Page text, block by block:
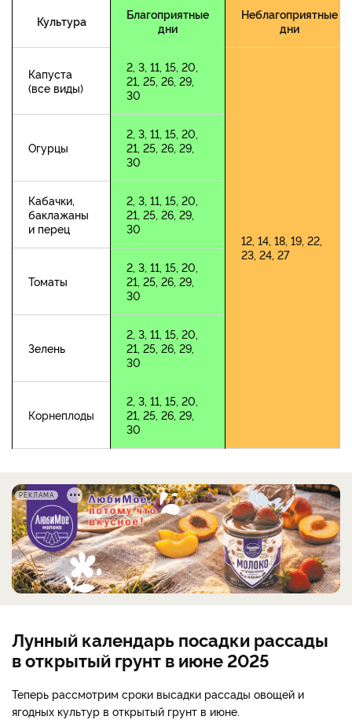
Культура
Благоприятные
дни
Неблагоприятные
дни
Капуста
(все виды)
2, 3, 11, 15, 20,
21, 25, 26, 29,
30
12, 14, 18, 19, 22,
23, 24, 27
Огурцы
2, 3, 11, 15, 20,
21, 25, 26, 29,
30
Кабачки,
баклажаны
и перец
2, 3, 11, 15, 20,
21, 25, 26, 29,
30
Томаты
2, 3, 11, 15, 20,
21, 25, 26, 29,
30
Зелень
2, 3, 11, 15, 20,
21, 25, 26, 29,
30
Корнеплоды
2, 3, 11, 15, 20,
21, 25, 26, 29,
30
РЕКЛАМА
Лунный календарь посадки рассады
в открытый грунт в июне 2025
Теперь рассмотрим сроки высадки рассады овощей и
ягодных культур в открытый грунт в июне.